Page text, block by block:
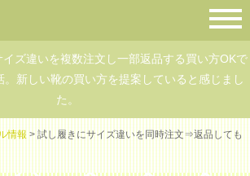
ズ違いを複数注文し一部返品する買い方OKで
新しい靴の買い方を提案していると感じまし
た。
情報 > 試し履きにサイズ違いを同時注文⇒返品しても